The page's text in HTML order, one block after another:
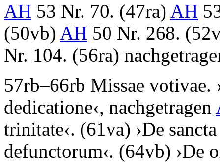
AH 53 Nr. 70. (47ra) AH
(50vb) AH 50 Nr. 268.
Nr. 104. (56ra)
57rb–66rb Missae votivae.
dedicatione‹, nachgetragen
trinitate‹. (61va) ›De
defunctorum‹. (64vb) ›De